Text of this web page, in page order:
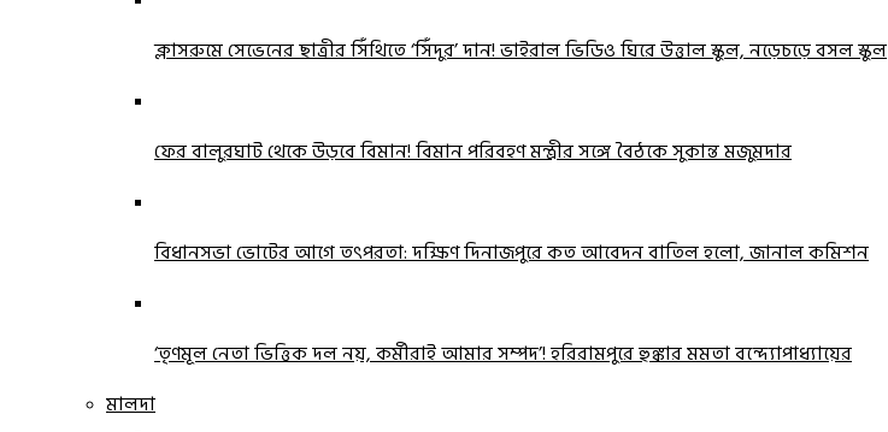
ক্লাসরুমে সেভেনের ছাত্রীর সিঁথিতে ‘সিঁদুর’ দান! ভাইরাল ভিডিও ঘিরে উত্তাল স্কুল, নড়েচড়ে বসল স্কুল
ফের বালুরঘাট থেকে উড়বে বিমান! বিমান পরিবহণ মন্ত্রীর সঙ্গে বৈঠকে সুকান্ত মজুমদার
বিধানসভা ভোটের আগে তৎপরতা: দক্ষিণ দিনাজপুরে কত আবেদন বাতিল হলো, জানাল কমিশন
‘তৃণমূল নেতা ভিত্তিক দল নয়, কর্মীরাই আমার সম্পদ’! হরিরামপুরে হুঙ্কার মমতা বন্দ্যোপাধ্যায়ের
মালদা